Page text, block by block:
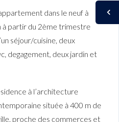
dans le neuf à
à partir du 2ème trimestre
séjour/cuisine, deux
degagement, deux jardin et
à l’architecture
située à 400 m de
proche des commerces et